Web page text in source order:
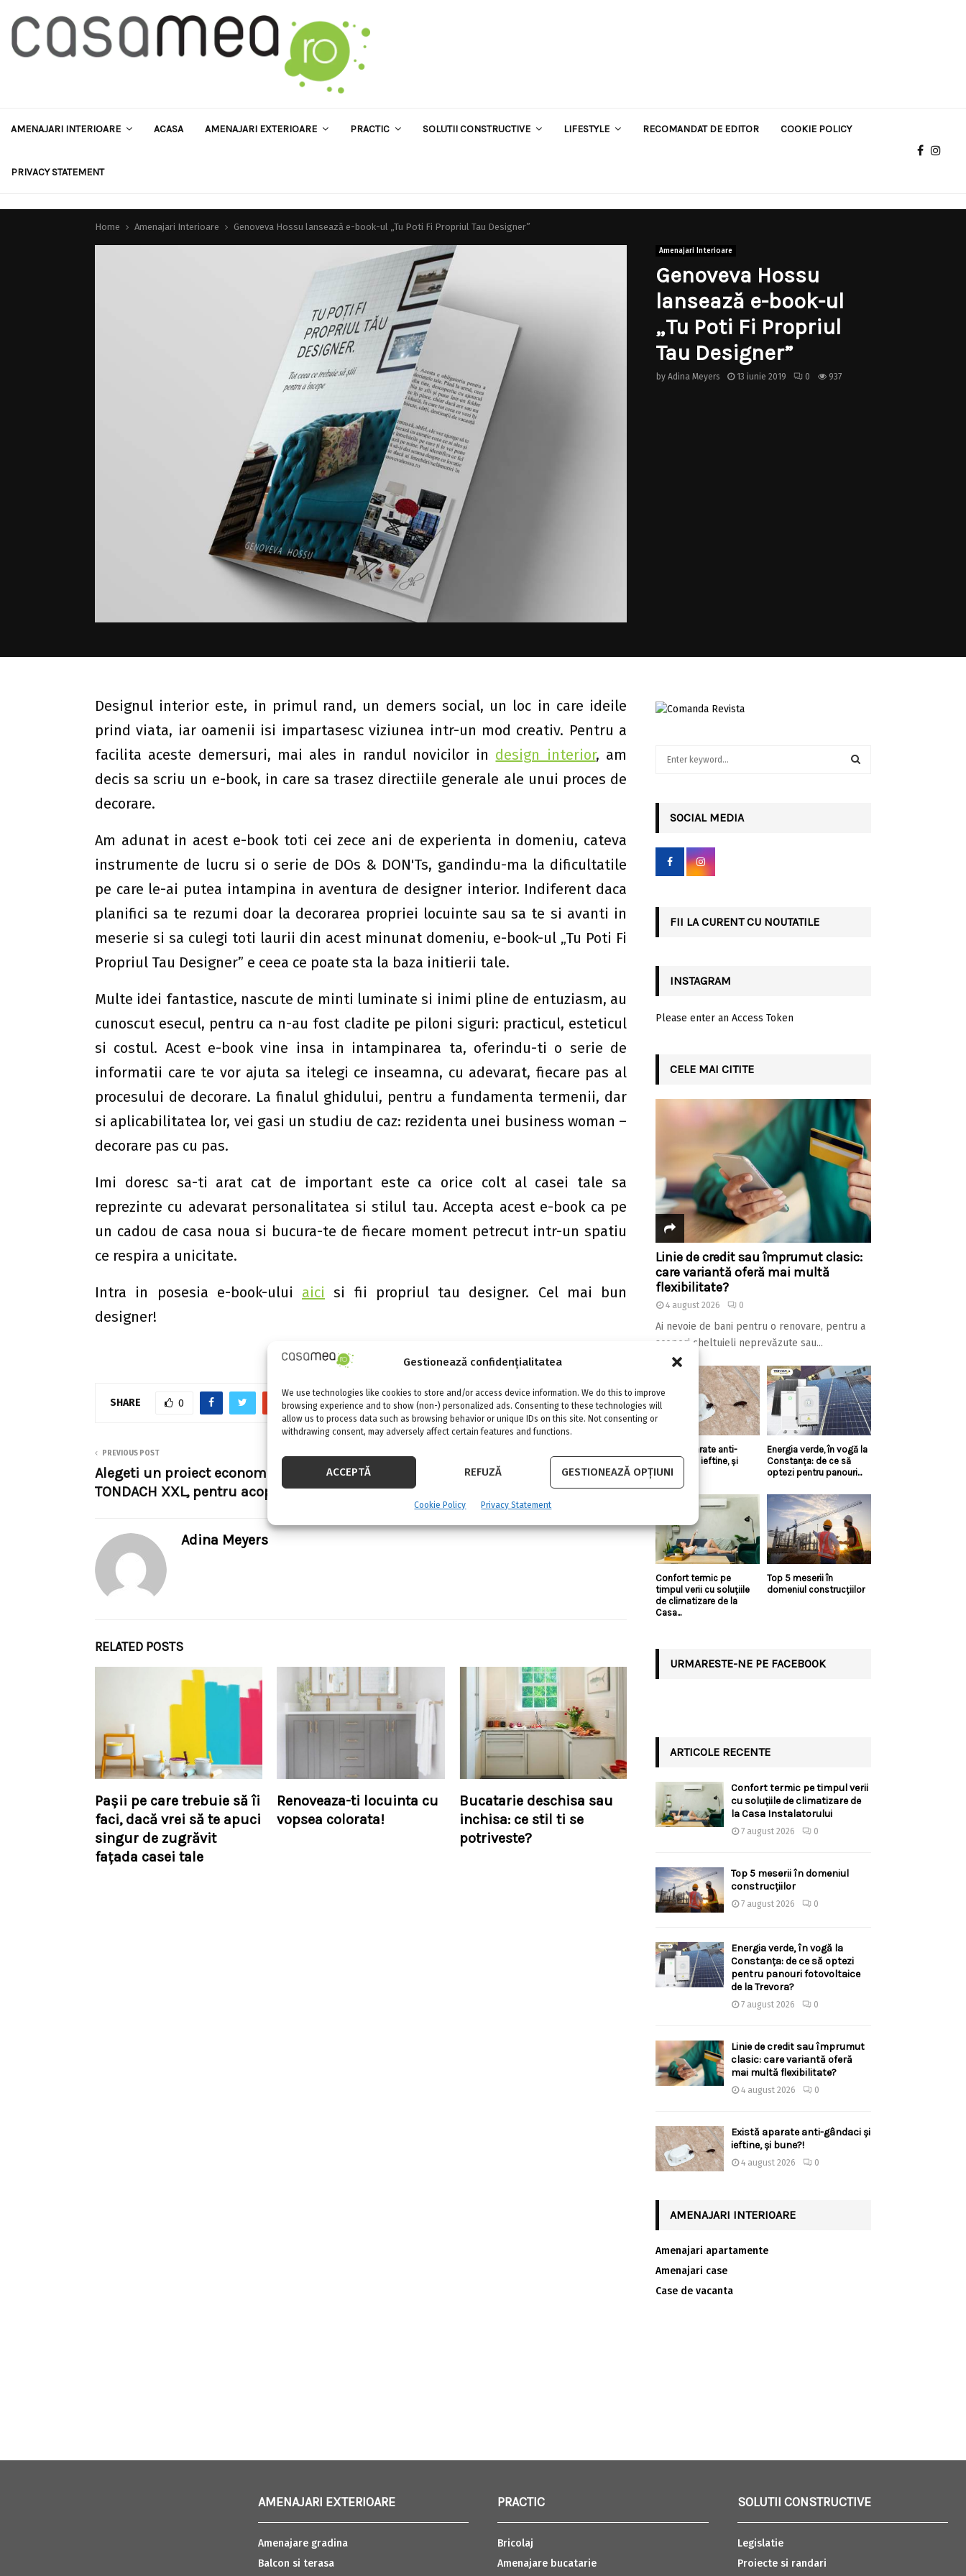
Gestionează confidențialitatea
We use technologies like cookies to store and/or access device information. We do this to improve
browsing experience and to show (non-) personalized ads. Consenting to these technologies will
allow us to process data such as browsing behavior or unique IDs on this site. Not consenting or
withdrawing consent, may adversely affect certain features and functions.
ACCEPTĂ REFUZĂ GESTIONEAZĂ OPȚIUNI
Cookie Policy Privacy Statement
AMENAJARI INTERIOARE ACASA AMENAJARI EXTERIOARE PRACTIC SOLUTII CONSTRUCTIVE LIFESTYLE RECOMANDAT DE EDITOR COOKIE POLICY
PRIVACY STATEMENT
Home Amenajari Interioare Genoveva Hossu lansează e-book-ul „Tu Poti Fi Propriul Tau Designer”
Amenajari Interioare
Genoveva Hossu
lansează e-book-ul
„Tu Poti Fi Propriul
Tau Designer”
by Adina Meyers 13 iunie 2019 0 937
Designul interior este, in primul rand, un demers social, un loc in care ideile
prind viata, iar oamenii isi impartasesc viziunea intr-un mod creativ. Pentru a
facilita aceste demersuri, mai ales in randul novicilor in design interior, am
decis sa scriu un e-book, in care sa trasez directiile generale ale unui proces de
decorare.
Am adunat in acest e-book toti cei zece ani de experienta in domeniu, cateva
instrumente de lucru si o serie de DOs & DON'Ts, gandindu-ma la dificultatile
pe care le-ai putea intampina in aventura de designer interior. Indiferent daca
planifici sa te rezumi doar la decorarea propriei locuinte sau sa te si avanti in
meserie si sa culegi toti laurii din acest minunat domeniu, e-book-ul „Tu Poti Fi
Propriul Tau Designer” e ceea ce poate sta la baza initierii tale.
Multe idei fantastice, nascute de minti luminate si inimi pline de entuziasm, au
cunoscut esecul, pentru ca n-au fost cladite pe piloni siguri: practicul, esteticul
si costul. Acest e-book vine insa in intampinarea ta, oferindu-ti o serie de
informatii care te vor ajuta sa itelegi ce inseamna, cu adevarat, fiecare pas al
procesului de decorare. La finalul ghidului, pentru a fundamenta termenii, dar
si aplicabilitatea lor, vei gasi un studiu de caz: rezidenta unei business woman –
decorare pas cu pas.
Imi doresc sa-ti arat cat de important este ca orice colt al casei tale sa
reprezinte cu adevarat personalitatea si stilul tau. Accepta acest e-book ca pe
un cadou de casa noua si bucura-te de fiecare moment petrecut intr-un spatiu
ce respira a unicitate.
Intra in posesia e-book-ului aici si fii propriul tau designer. Cel mai bun
designer!
SHARE 0
PREVIOUS POST
Alegeti un proiect economic, cu tigle
TONDACH XXL, pentru acoperisul casei
Leather by Gavia Concept
Adina Meyers
RELATED POSTS
Pașii pe care trebuie să îi
faci, dacă vrei să te apuci
singur de zugrăvit
fațada casei tale
Renoveaza-ti locuinta cu
vopsea colorata!
Bucatarie deschisa sau
inchisa: ce stil ti se
potriveste?
r
SOCIAL MEDIA
FII LA CURENT CU NOUTATILE
INSTAGRAM
Please enter an Access Token
CELE MAI CITITE
Linie de credit sau împrumut clasic:
care variantă oferă mai multă
flexibilitate?
4 august 2026 0
Ai nevoie de bani pentru o renovare, pentru a
acoperi cheltuieli neprevăzute sau...
Există aparate anti-
gândaci și ieftine, și
bune?!
Energia verde, în vogă la
Constanța: de ce să
optezi pentru panouri...
Confort termic pe
timpul verii cu soluțiile
de climatizare de la
Casa...
Top 5 meserii în
domeniul construcțiilor
URMARESTE-NE PE FACEBOOK
ARTICOLE RECENTE
Confort termic pe timpul verii
cu soluțiile de climatizare de
la Casa Instalatorului
7 august 2026 0
Top 5 meserii în domeniul
construcțiilor
7 august 2026 0
Energia verde, în vogă la
Constanța: de ce să optezi
pentru panouri fotovoltaice
de la Trevora?
7 august 2026 0
Linie de credit sau împrumut
clasic: care variantă oferă
mai multă flexibilitate?
4 august 2026 0
Există aparate anti-gândaci și
ieftine, și bune?!
4 august 2026 0
AMENAJARI INTERIOARE
Amenajari apartamente
Amenajari case
Case de vacanta
AMENAJARI EXTERIOARE
Amenajare gradina
Balcon si terasa
PRACTIC
Bricolaj
Amenajare bucatarie
SOLUTII CONSTRUCTIVE
Legislatie
Proiecte si randari